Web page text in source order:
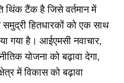
थिंक टैंक है जिसे वर्तमान में
हितधारकों को एक साथ
गया है। आईएमसी नवाचार,
योजना को बढ़ावा देगा,
में विकास को बढ़ावा